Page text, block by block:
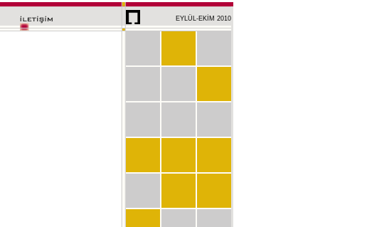
EYLÜL-EKİM 2010